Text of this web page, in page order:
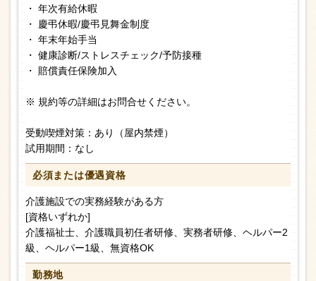
・ 年次有給休暇
・ 慶弔休暇/慶弔見舞金制度
・ 年末年始手当
・ 健康診断/ストレスチェック/予防接種
・ 賠償責任保険加入
※ 規約等の詳細はお問合せください。
受動喫煙対策：あり（屋内禁煙）
試用期間：なし
必須または優遇資格
介護施設での実務経験がある方
[資格いずれか]
介護福祉士、介護職員初任者研修、実務者研修、ヘルパー2
級、ヘルパー1級、無資格OK
勤務地